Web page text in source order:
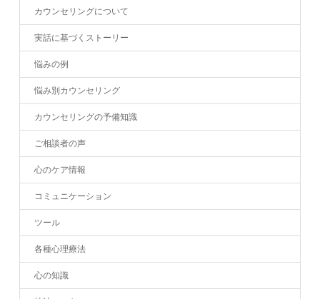
カウンセリングについて
実話に基づくストーリー
悩みの例
悩み別カウンセリング
カウンセリングの予備知識
ご相談者の声
心のケア情報
コミュニケーション
ツール
各種心理療法
心の知識